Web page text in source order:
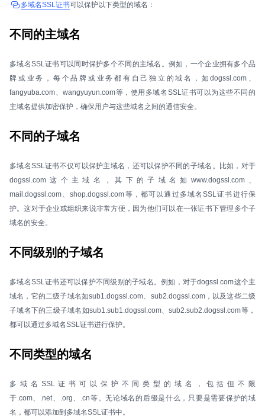
多域名SSL证书可以保护以下类型的域名：
不同的主域名
多域名SSL证书可以同时保护多个不同的主域名。例如，一个企业拥有多个品
牌或业务，每个品牌或业务都有自己独立的域名，如dogssl.com、
fangyuba.com、wangyuyun.com等，使用多域名SSL证书可以为这些不同的
主域名提供加密保护，确保用户与这些域名之间的通信安全。
不同的子域名
多域名SSL证书不仅可以保护主域名，还可以保护不同的子域名。比如，对于
dogssl.com这个主域名，其下的子域名如www.dogssl.com、
mail.dogssl.com、shop.dogssl.com等，都可以通过多域名SSL证书进行保
护。这对于企业或组织来说非常方便，因为他们可以在一张证书下管理多个子
域名的安全。
不同级别的子域名
多域名SSL证书还可以保护不同级别的子域名。例如，对于dogssl.com这个主
域名，它的二级子域名如sub1.dogssl.com、sub2.dogssl.com，以及这些二级
子域名下的三级子域名如sub1.sub1.dogssl.com、sub2.sub2.dogssl.com等，
都可以通过多域名SSL证书进行保护。
不同类型的域名
多域名SSL证书可以保护不同类型的域名，包括但不限
于.com、.net、.org、.cn等。无论域名的后缀是什么，只要是需要保护的域
名，都可以添加到多域名SSL证书中。